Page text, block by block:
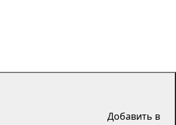
Добавить в